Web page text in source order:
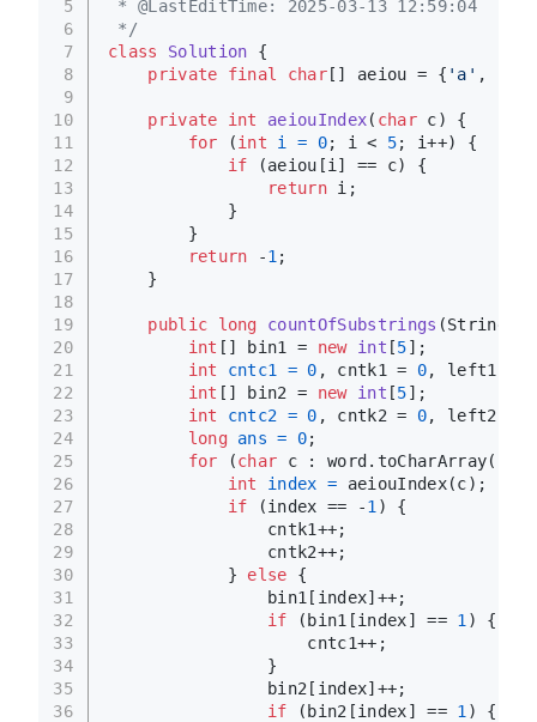
5
6
7
8
9
10
11
12
13
14
15
16
17
18
19
20
21
22
23
24
25
26
27
28
29
30
31
32
33
34
35
36
* @LastEditTime: 2025-03-13 12:59:04
*/
class
Solution {
private
final char [] aeiou = { 'a' ,
private int aeiouIndex( char c)
{
for (int i = 0; i < 5; i++) {
if (aeiou[i] == c) {
return i;
            }
        }
return -1 ;
    }
public long countOfSubstrings (String
int [] bin1 = new int [5];
int
cntc1 = 0 , cntk1 = 0, left1 =
int [] bin2 = new int [5];
int
cntc2 = 0 , cntk2 = 0, left2 =
long ans = 0;
for (char c : word.toCharArray()) {
int
index = aeiouIndex(c);
if (index == -1 ) {
                cntk1++;
                cntk2++;
            }
else {
                bin1[index]++;
if (bin1[index] == 1 ) {
                    cntc1++;
                }
                bin2[index]++;
if (bin2[index] == 1 ) {